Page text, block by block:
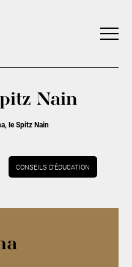
Nain
le Spitz Nain
CONSEILS D’ÉDUCATION